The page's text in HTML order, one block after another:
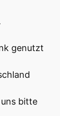
genutzt
bitte